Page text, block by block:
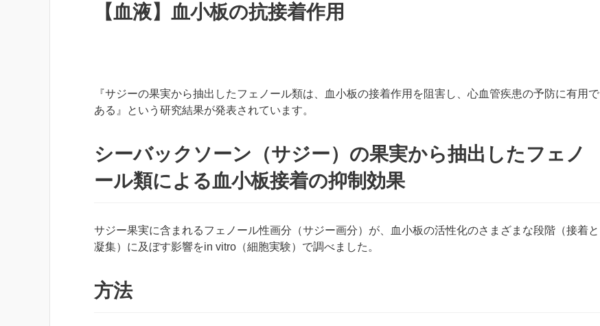
【血液】血小板の抗接着作用
『サジーの果実から抽出したフェノール類は、血小板の接着作用を阻害し、心血管疾患の予防に有用で
ある』という研究結果が発表されています。
シーバックソーン（サジー）の果実から抽出したフェノ
ール類による血小板接着の抑制効果
サジー果実に含まれるフェノール性画分（サジー画分）が、血小板の活性化のさまざまな段階（接着と
凝集）に及ぼす影響をin vitro（細胞実験）で調べました。
方法